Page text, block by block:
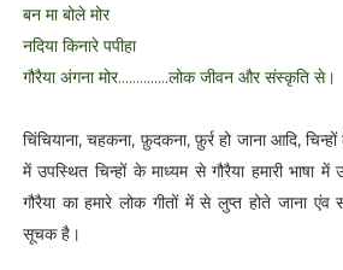
बन मा बोले मोर
नदिया किनारे पपीहा
गौरैया अंगना मोर..............लोक जीवन और संस्कृति से।
चिंचियाना, चहकना, फ़ुदकना, फ़ुर्र हो जाना आदि, चिन्हों
में उपस्थित चिन्हों के माध्यम से गौरैया हमारी भाषा
गौरैया का हमारे लोक गीतों में से लुप्त होते जाना
सूचक है।